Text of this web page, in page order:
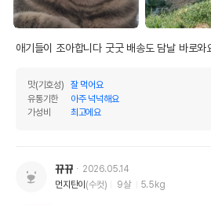
애기들이 조아합니다 굿굿 배송도 담날 바로와
맛(기호성)
잘 먹어요
유통기한
아주 넉넉해요
가성비
최고에요
뀨뀨
2026.05.14
먼지탄이(수컷) 9살 5.5kg